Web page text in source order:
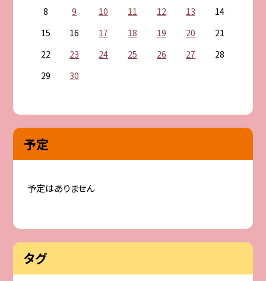
8
9 10 11 12 13
14
15
16 17 18 19 20
21
22
23 24 25 26 27
28
29
30
予定
予定はありません
タグ